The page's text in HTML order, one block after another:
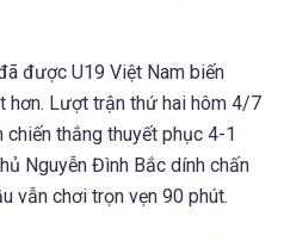
được U19 Việt Nam biến
hơn. Lượt trận thứ hai hôm 4/7
chiến thắng thuyết phục 4-1
Nguyễn Đình Bắc dính chấn
vẫn chơi trọn vẹn 90 phút.